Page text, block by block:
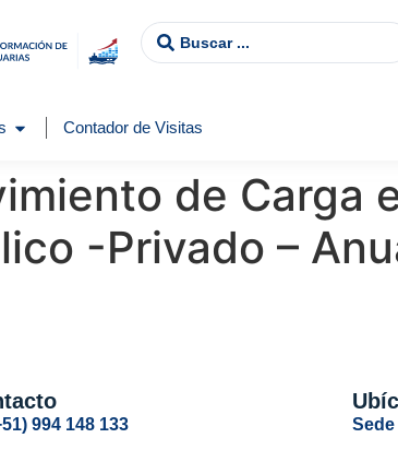
Contador de Visitas
de Carga
-Privado –
994 148 133